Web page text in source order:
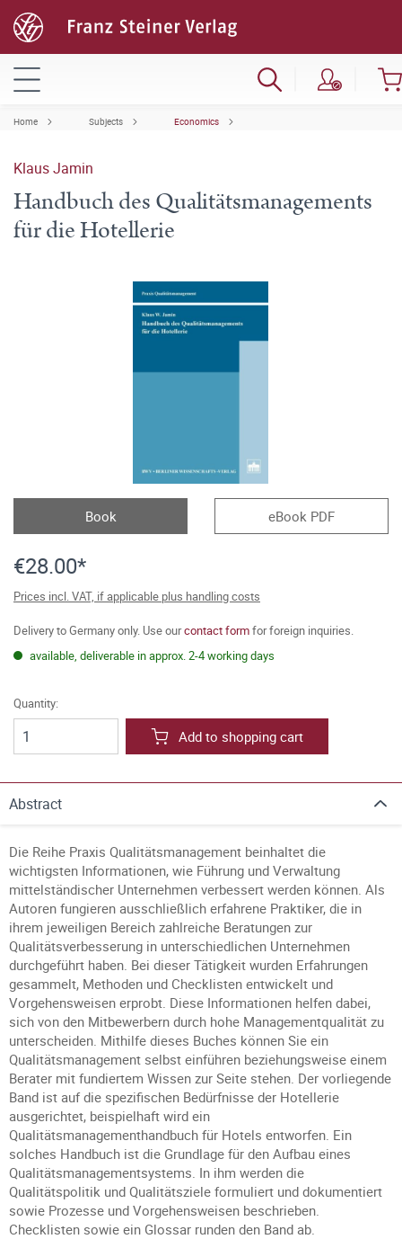
Home Subjects Economics
Klaus Jamin
Handbuch des Qualitätsmanagements
für die Hotellerie
Book eBook PDF
€28.00*
Prices incl. VAT, if applicable plus handling costs
Delivery to Germany only. Use ourcontact formfor foreign inquiries.
available, deliverable in approx. 2-4 working days
Quantity:
Add to shopping cart
Abstract
Die Reihe Praxis Qualitätsmanagement beinhaltet die
wichtigsten Informationen, wie Führung und Verwaltung
mittelständischer Unternehmen verbessert werden können. Als
Autoren fungieren ausschließlich erfahrene Praktiker, die in
ihrem jeweiligen Bereich zahlreiche Beratungen zur
Qualitätsverbesserung in unterschiedlichen Unternehmen
durchgeführt haben. Bei dieser Tätigkeit wurden Erfahrungen
gesammelt, Methoden und Checklisten entwickelt und
Vorgehensweisen erprobt. Diese Informationen helfen dabei,
sich von den Mitbewerbern durch hohe Managementqualität zu
unterscheiden. Mithilfe dieses Buches können Sie ein
Qualitätsmanagement selbst einführen beziehungsweise einem
Berater mit fundiertem Wissen zur Seite stehen. Der vorliegende
Band ist auf die spezifischen Bedürfnisse der Hotellerie
ausgerichtet, beispielhaft wird ein
Qualitätsmanagementhandbuch für Hotels entworfen. Ein
solches Handbuch ist die Grundlage für den Aufbau eines
Qualitätsmanagementsystems. In ihm werden die
Qualitätspolitik und Qualitätsziele formuliert und dokumentiert
sowie Prozesse und Vorgehensweisen beschrieben.
Checklisten sowie ein Glossar runden den Band ab.